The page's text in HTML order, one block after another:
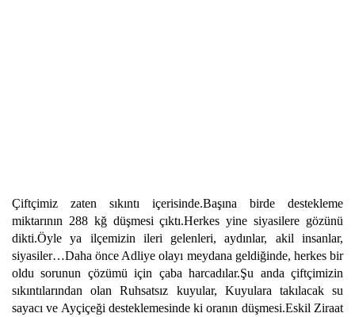
Çiftçimiz zaten sıkıntı içerisinde.Başına birde destekleme
miktarının 288 kğ düşmesi çıktı.Herkes yine siyasilere gözünü
dikti.Öyle ya ilçemizin ileri gelenleri, aydınlar, akil insanlar,
siyasiler…Daha önce Adliye olayı meydana geldiğinde, herkes bir
oldu sorunun çözümü için çaba harcadılar.Şu anda çiftçimizin
sıkıntılarından olan Ruhsatsız kuyular, Kuyulara takılacak su
sayacı ve Ayçiçeği desteklemesinde ki oranın düşmesi.Eskil Ziraat